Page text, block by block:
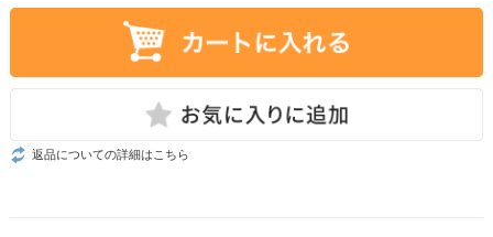
返品についての詳細はこちら